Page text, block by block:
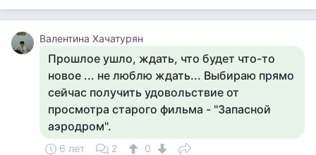
Валентина Хачатурян
Прошлое ушло, ждать, что будет что-то
новое ... не люблю ждать... Выбираю прямо
сейчас получить удовольствие от
просмотра старого фильма - "Запасной
аэродром".
6 лет 2 0